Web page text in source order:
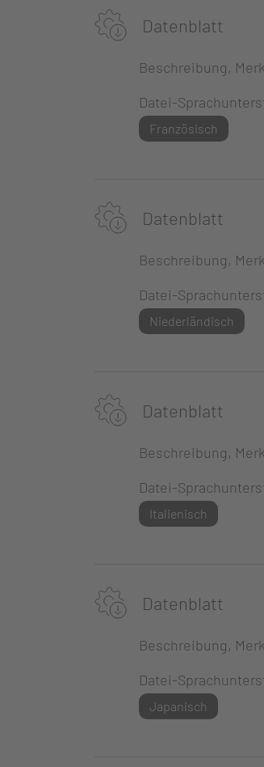
Datenblatt
Beschreibung,
Datei-
Französisch
Datenblatt
Beschreibung,
Datei-
Niederländisch
Datenblatt
Beschreibung,
Datei-
Italienisch
Datenblatt
Beschreibung,
Datei-
Japanisch